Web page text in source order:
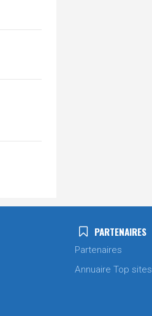
PARTENAIRES
Partenaires
Annuaire Top sites